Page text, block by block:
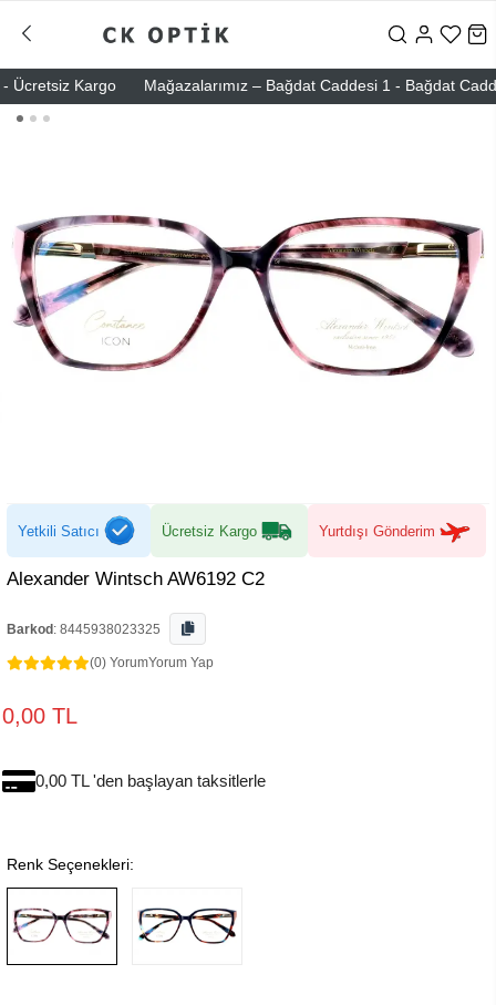
Kargo Mağazalarımız – Bağdat Caddesi 1 - Bağdat
Yetkili Satıcı Ücretsiz Kargo Yurtdışı Gönderim
Alexander Wintsch AW6192 C2
Barkod : 8445938023325
(0) YorumYorum Yap
0,00 TL
0,00 TL 'den başlayan taksitlerle
Renk Seçenekleri: